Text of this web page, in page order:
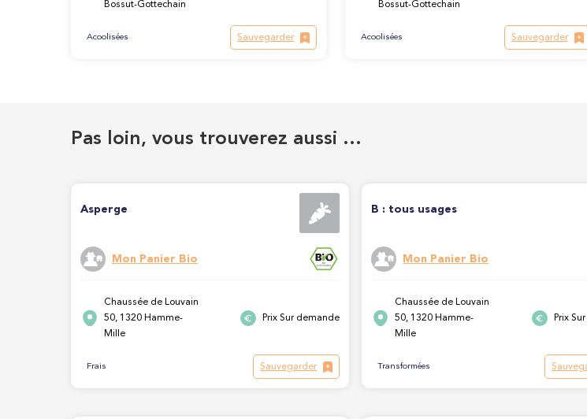
Bossut-Gottechain
Acoolisées Sauvegarder
Bossut-Gottechain
Acoolisées Sauvegarder
Pas loin, vous trouverez aussi …
Asperge
Mon Panier Bio
Chaussée de Louvain
50, 1320 Hamme-
Mille
Prix Sur demande
Frais Sauvegarder
B : tous usages
Mon Panier Bio
Chaussée de Louvain
50, 1320 Hamme-
Mille
Prix
Transformées